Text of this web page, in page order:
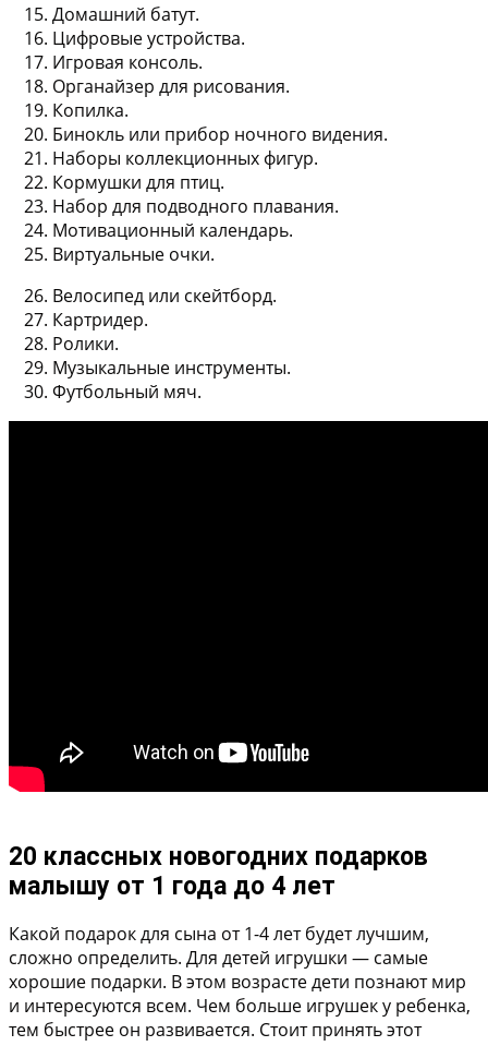
Домашний батут.
Цифровые устройства.
Игровая консоль.
Органайзер для рисования.
Копилка.
Бинокль или прибор ночного видения.
Наборы коллекционных фигур.
Кормушки для птиц.
Набор для подводного плавания.
Мотивационный календарь.
Виртуальные очки.
Велосипед или скейтборд.
Картридер.
Ролики.
Музыкальные инструменты.
Футбольный мяч.
20 классных новогодних подарков
малышу от 1 года до 4 лет
Какой подарок для сына от 1-4 лет будет лучшим,
сложно определить. Для детей игрушки — самые
хорошие подарки. В этом возрасте дети познают мир
и интересуются всем. Чем больше игрушек у ребенка,
тем быстрее он развивается. Стоит принять этот